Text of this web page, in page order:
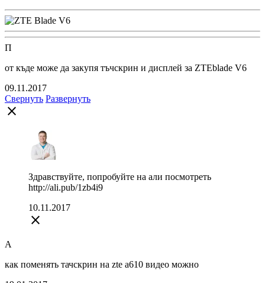
П
от къде може да закупя тъчскрин и дисплей за ZTEblade V6
09.11.2017
Свернуть Развернуть
close
Здравствуйте, попробуйте на али посмотреть
http://ali.pub/1zb4i9
10.11.2017
close
А
как поменять тачскрин на zte a610 видео можно